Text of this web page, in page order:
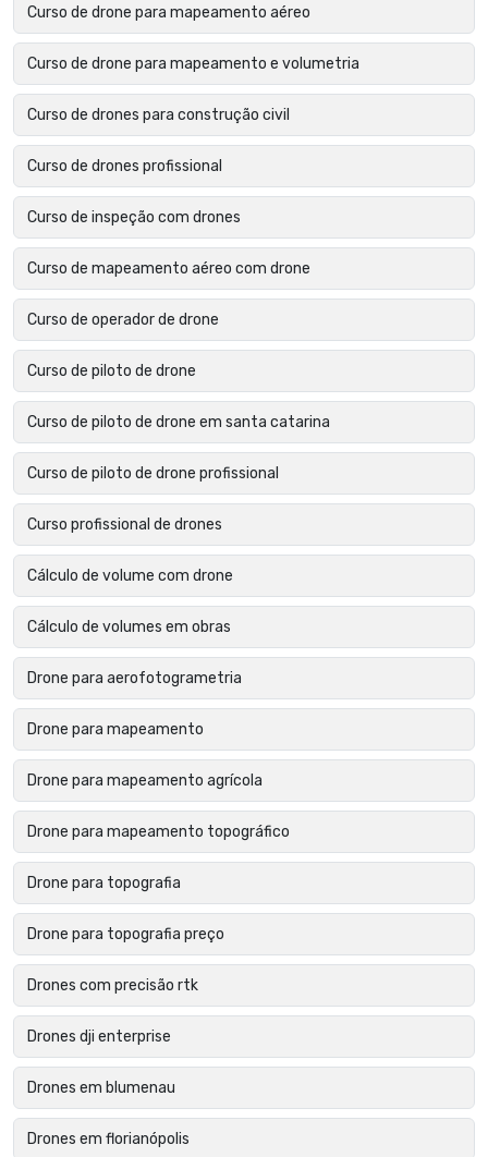
Curso de drone para mapeamento aéreo
Curso de drone para mapeamento e volumetria
Curso de drones para construção civil
Curso de drones profissional
Curso de inspeção com drones
Curso de mapeamento aéreo com drone
Curso de operador de drone
Curso de piloto de drone
Curso de piloto de drone em santa catarina
Curso de piloto de drone profissional
Curso profissional de drones
Cálculo de volume com drone
Cálculo de volumes em obras
Drone para aerofotogrametria
Drone para mapeamento
Drone para mapeamento agrícola
Drone para mapeamento topográfico
Drone para topografia
Drone para topografia preço
Drones com precisão rtk
Drones dji enterprise
Drones em blumenau
Drones em florianópolis